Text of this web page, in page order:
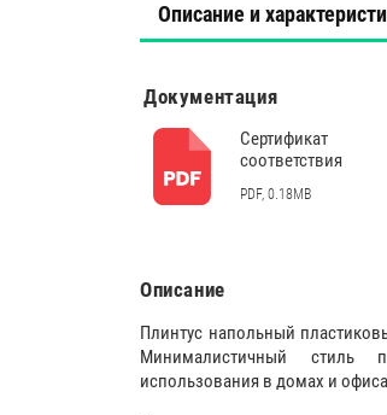
Описание и
Документация
Сертификат
соответствия
PDF, 0.18MB
Описание
Плинтус напольный
Минималистичный стиль
использования в домах и